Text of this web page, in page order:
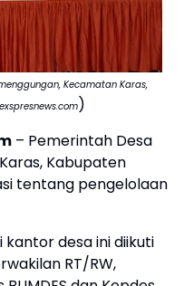
Kecamatan Karas,
)
– Pemerintah Desa
Kabupaten
tentang pengelolaan
desa ini diikuti
RT/RW,